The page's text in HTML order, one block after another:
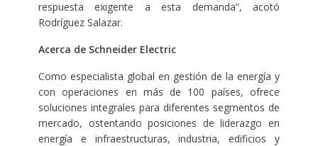
respuesta exigente a esta demanda”, acotó
Rodríguez Salazar.
Acerca de Schneider Electric
Como especialista global en gestión de la energía y
con operaciones en más de 100 países, ofrece
soluciones integrales para diferentes segmentos de
mercado, ostentando posiciones de liderazgo en
energía e infraestructuras, industria, edificios y